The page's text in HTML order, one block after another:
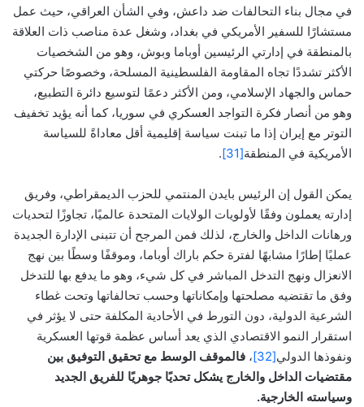
في مجال بناء التحالفات ضد داعش، وفي الشأن العراقي، حيث عمل
مستشارًا للسفير الأمريكي في بغداد، وشغل عدة مناصب ذات العلاقة
بالمنطقة في إدارتي الرئيسين أوباما وبوش، وهو من الشخصيات
الأكثر تشددًا تجاه المقاومة الفلسطينية المسلحة، وخصوصًا حركتي
حماس والجهاد الإسلامي، ومن الأكثر دعمًا لتوسيع دائرة التطبيع،
وهو من أنصار فكرة التواجد العسكري في سوريا، كما أنه يؤيد تخفيف
التوتر مع إيران إذا ما تبنت سياسة إقليمية أقل معاداةً للسياسة
الأمريكية في المنطقة[31]
.
يمكن القول إن الرئيس بايدن المنتمي للحزب الديمقراطي، وفريق
إدارته يعملون وفقًا لأولويات الولايات المتحدة عالميًا، تجاوزًا لتحديات
ورهانات الداخل والخارج، لذلك فمن المرجح أن تتبنى الإدارة الجديدة
عمليًا إطارًا مشابهًا لفترة حكم باراك أوباما، وموقفًا وسطًا بين نهج
الانعزال ونهج التدخل المباشر في كل شيء، وهو ما يدفع بها للتدخل
وفق ما تقتضيه مصلحتها وإمكاناتها وحسب تحالفاتها وتحت غطاء
الشرعية الدولية، دون التورط في الأحادية المكلفة حتى لا يؤثر في
استقرار النمو الاقتصادي الذي يعد أساس عظمة قوتها العسكرية
ونفوذها الدولي[32] ، فالموقف الوسط مع تحقيق التوفيق بين
مقتضيات الداخل والخارج يشكل تحديًا جوهريًا للفريق الجديد
وسياسته الخارجية.